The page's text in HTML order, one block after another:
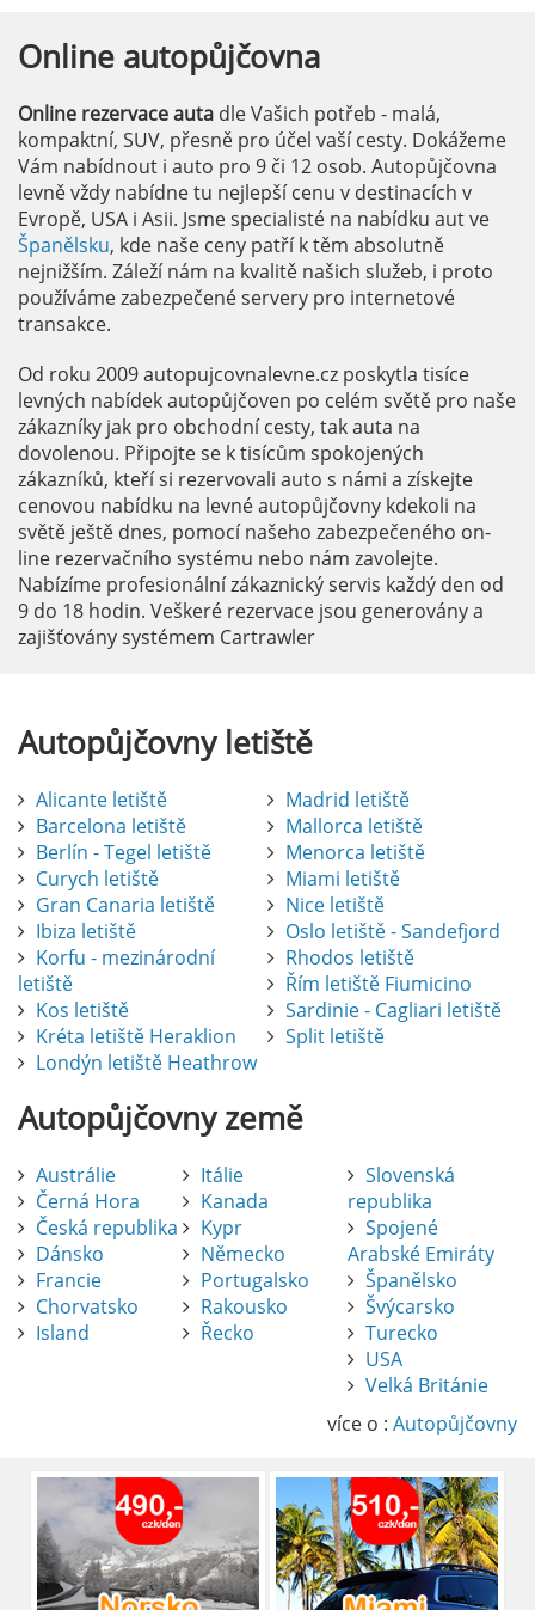
Online autopůjčovna
Online rezervace auta dle Vašich potřeb - malá,
kompaktní, SUV, přesně pro účel vaší cesty. Dokážeme
Vám nabídnout i auto pro 9 či 12 osob. Autopůjčovna
levně vždy nabídne tu nejlepší cenu v destinacích v
Evropě, USA i Asii. Jsme specialisté na nabídku aut ve
Španělsku, kde naše ceny patří k těm absolutně
nejnižším. Záleží nám na kvalitě našich služeb, i proto
používáme zabezpečené servery pro internetové
transakce.
Od roku 2009 autopujcovnalevne.cz poskytla tisíce
levných nabídek autopůjčoven po celém světě pro naše
zákazníky jak pro obchodní cesty, tak auta na
dovolenou. Připojte se k tisícům spokojených
zákazníků, kteří si rezervovali auto s námi a získejte
cenovou nabídku na levné autopůjčovny kdekoli na
světě ještě dnes, pomocí našeho zabezpečeného on-
line rezervačního systému nebo nám zavolejte.
Nabízíme profesionální zákaznický servis každý den od
9 do 18 hodin. Veškeré rezervace jsou generovány a
zajišťovány systémem Cartrawler
Autopůjčovnyletiště
Alicante letiště
Barcelona letiště
Berlín - Tegel letiště
Curych letiště
Gran Canaria letiště
Ibiza letiště
Korfu - mezinárodní
letiště
Kos letiště
Kréta letiště Heraklion
Londýn letiště Heathrow
Madrid letiště
Mallorca letiště
Menorca letiště
Miami letiště
Nice letiště
Oslo letiště - Sandefjord
Rhodos letiště
Řím letiště Fiumicino
Sardinie - Cagliari letiště
Split letiště
Autopůjčovnyzemě
Austrálie
Černá Hora
Česká republika
Dánsko
Francie
Chorvatsko
Island
Itálie
Kanada
Kypr
Německo
Portugalsko
Rakousko
Řecko
Slovenská
republika
Spojené
Arabské Emiráty
Španělsko
Švýcarsko
Turecko
USA
Velká Británie
více o : Autopůjčovny
Pronájem auta na letišti Alicante
Půjčení auta na letišti v Alicante je výborný
způsob, jak pohodlně objevovat město i jeho
brána do regionu Costa Blanca, se nachází
přibližně 9 km od centra Alicante.
číst :celý článek
Pronájem auta na letišti Lefkada: Kompletní